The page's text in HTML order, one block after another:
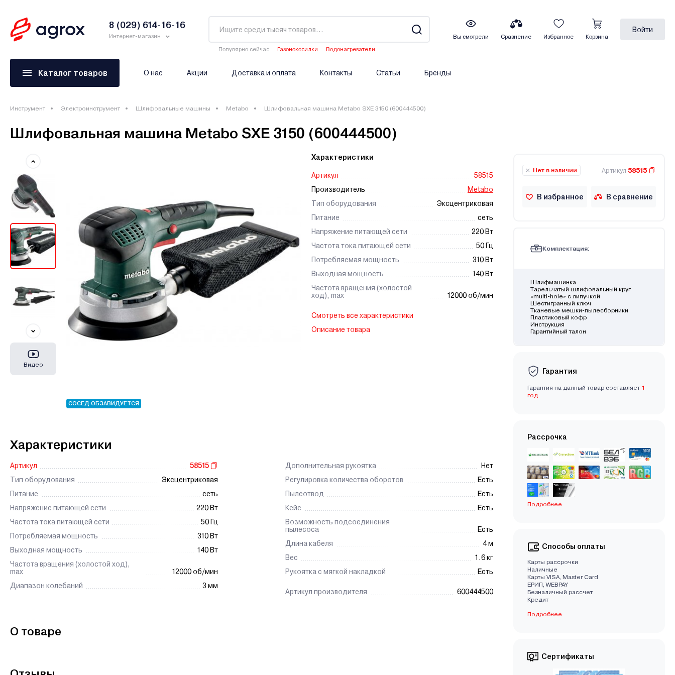
8 (029) 614-16-16
Интернет-магазин
Популярно сейчас Газонокосилки
Водонагреватели
Вы смотрели Сравнение Избранное Корзина
Войти
Каталог товаров О нас Акции Доставка и оплата Контакты Статьи Бренды
Инструмент Электроинструмент Шлифовальные машины Metabo Шлифовальная машина Metabo SXE 3150 (600444500)
Шлифовальная машина Metabo SXE 3150 (600444500)
Видео
СОСЕД ОБЗАВИДУЕТСЯ
Характеристики
Артикул
58515
Производитель
Metabo
Тип оборудования
Эксцентриковая
Питание
сеть
Напряжение питающей сети
220 Вт
Частота тока питающей сети
50 Гц
Потребляемая мощность
310 Вт
Выходная мощность
140 Вт
Частота вращения (холостой
ход), max
12000 об/мин
Смотреть все характеристики
Описание товара
Характеристики
Артикул
58515
Тип оборудования
Эксцентриковая
Питание
сеть
Напряжение питающей сети
220 Вт
Частота тока питающей сети
50 Гц
Потребляемая мощность
310 Вт
Выходная мощность
140 Вт
Частота вращения (холостой ход),
max
12000 об/мин
Диапазон колебаний
3 мм
Дополнительная рукоятка
Нет
Регулировка количества оборотов
Есть
Пылеотвод
Есть
Кейс
Есть
Возможность подсоединения
пылесоса
Есть
Длина кабеля
4 м
Вес
1.6 кг
Рукоятка с мягкой накладкой
Есть
Артикул производителя 600444500
О товаре
Нет в наличии Артикул 58515
В избранное В сравнение
Комплектация:
Шлифмашинка
Тарельчатый шлифовальный круг
«multi-hole» с липучкой
Шестигранный ключ
Тканевые мешки-пылесборники
Пластиковый кофр
Инструкция
Гарантийный талон
Гарантия
Гарантия на данный товар составляет 1
год
Рассрочка
Подробнее
Способы оплаты
Карты рассрочки
Наличные
Карты VISA, Master Card
EРИП, WEBPAY
Безналичный рассчет
Кредит
Подробнее
Сертификаты